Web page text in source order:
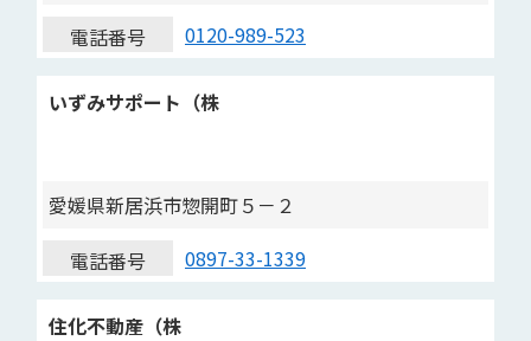
電話番号
0120-989-523
いずみサポート（株
愛媛県新居浜市惣開町５－２
電話番号
0897-33-1339
住化不動産（株